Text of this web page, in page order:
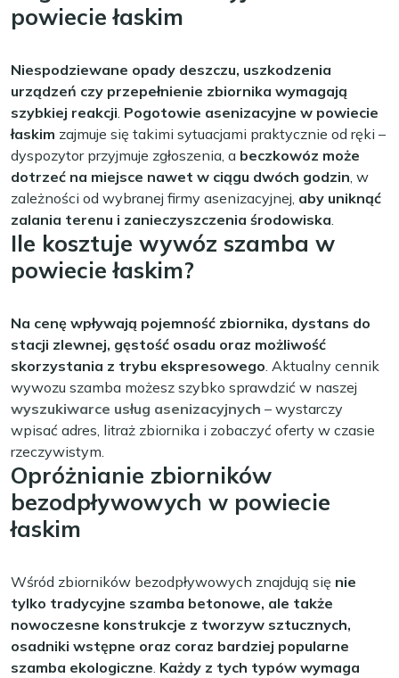
powiecie łaskim
Niespodziewane opady deszczu, uszkodzenia
urządzeń czy przepełnienie zbiornika wymagają
szybkiej reakcji. Pogotowie asenizacyjne w powiecie
łaskim zajmuje się takimi sytuacjami praktycznie od ręki –
dyspozytor przyjmuje zgłoszenia, a beczkowóz może
dotrzeć na miejsce nawet w ciągu dwóch godzin, w
zależności od wybranej firmy asenizacyjnej, aby uniknąć
zalania terenu i zanieczyszczenia środowiska.
Ile kosztuje wywóz szamba w
powiecie łaskim?
Na cenę wpływają pojemność zbiornika, dystans do
stacji zlewnej, gęstość osadu oraz możliwość
skorzystania z trybu ekspresowego. Aktualny cennik
wywozu szamba możesz szybko sprawdzić w naszej
wyszukiwarce usług asenizacyjnych – wystarczy
wpisać adres, litraż zbiornika i zobaczyć oferty w czasie
rzeczywistym.
Opróżnianie zbiorników
bezodpływowych w powiecie
łaskim
Wśród zbiorników bezodpływowych znajdują się nie
tylko tradycyjne szamba betonowe, ale także
nowoczesne konstrukcje z tworzyw sztucznych,
osadniki wstępne oraz coraz bardziej popularne
szamba ekologiczne. Każdy z tych typów wymaga